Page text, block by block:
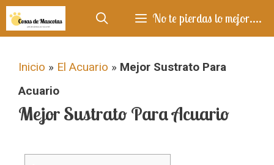
No te pierdas lo mejor....
Inicio » El Acuario » Mejor Sustrato Para
Acuario
Mejor Sustrato Para Acuario